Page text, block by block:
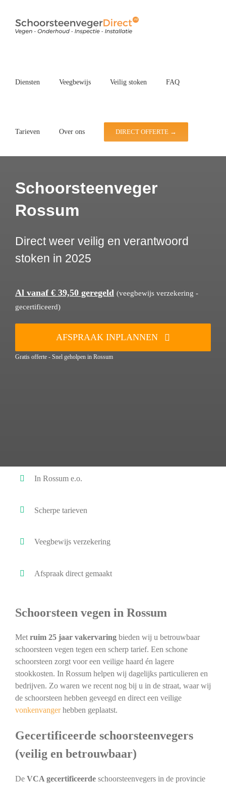
inhoud
Diensten Veegbewijs Veilig stoken FAQ
Tarieven Over ons DIRECT OFFERTE →
Schoorsteenveger
Rossum
Direct weer veilig en verantwoord
stoken in 2025
Al vanaf € 39,50 geregeld (veegbewijs verzekering -
gecertificeerd)
AFSPRAAK INPLANNEN
Gratis offerte - Snel geholpen in Rossum
In Rossum e.o.
Scherpe tarieven
Veegbewijs verzekering
Afspraak direct gemaakt
Schoorsteen vegen in Rossum
Metruim 25 jaar vakervaringbieden wij u betrouwbaar
schoorsteen vegen tegen een scherp tarief. Een schone
schoorsteen zorgt voor een veilige haard én lagere
stookkosten. In Rossum helpen wij dagelijks particulieren en
bedrijven. Zo waren we recent nog bij u in de straat, waar wij
de schoorsteen hebben geveegd en direct een veilige
vonkenvangerhebben geplaatst.
Gecertificeerde schoorsteenvegers
(veilig en betrouwbaar)
De VCA gecertificeerdeschoorsteenvegers in de provincie